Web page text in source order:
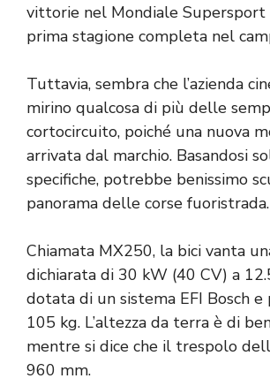
vittorie nel Mondiale Supersport
prima stagione completa nel
Tuttavia, sembra che l’azienda
mirino qualcosa di più delle
cortocircuito, poiché una nuova
arrivata dal marchio. Basandosi
specifiche, potrebbe benissimo
panorama delle corse fuoristrada.
Chiamata MX250, la bici vanta
dichiarata di 30 kW (40 CV) a
dotata di un sistema EFI Bosch e
105 kg. L’altezza da terra è di
mentre si dice che il trespolo
960 mm.